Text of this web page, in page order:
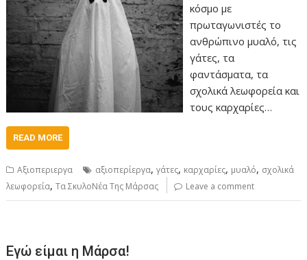
κόσμο με
πρωταγωνιστές το
ανθρώπινο μυαλό, τις
γάτες, τα
φαντάσματα, τα
σχολικά λεωφορεία και
τους καρχαρίες…
READ MORE
Αξιοπεριεργα αξιοπερίεργα,γάτες, καρχαρίες, μυαλό, σχολικά
λεωφορεία,Τα ΣκυλοΝέα Της Μάρσας Leave a comment
Εγώ είμαι η Μάρσα!